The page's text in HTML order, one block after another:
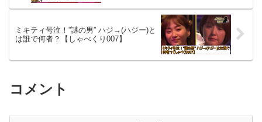
ミキティ号泣！”謎の男” ハジ→(ハジー)と
は誰で何者？【しゃべくり007】
コメント